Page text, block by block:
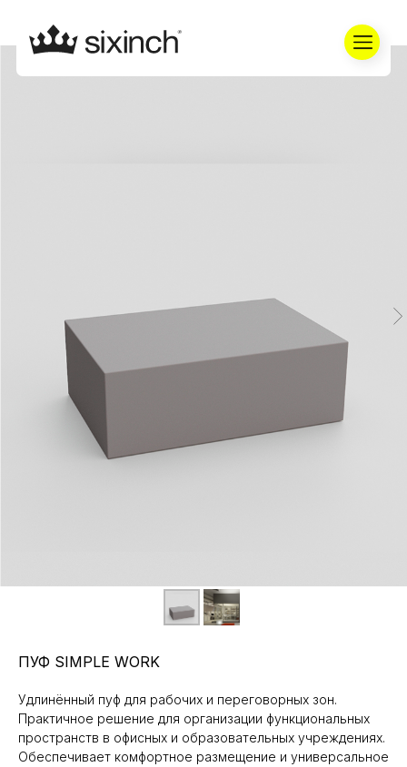
ПУФ SIMPLE WORK
Удлинённый пуф для рабочих и переговорных зон.
Практичное решение для организации функциональных
пространств в офисных и образовательных учреждениях.
Обеспечивает комфортное размещение и универсальное